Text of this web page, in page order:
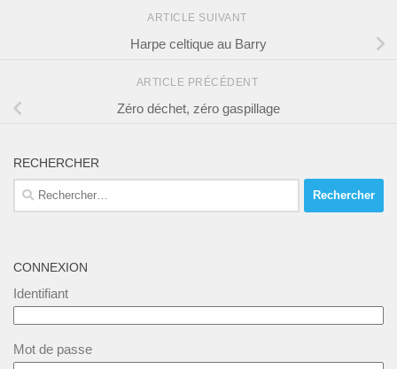
ARTICLE SUIVANT
Harpe celtique au Barry
ARTICLE PRÉCÉDENT
Zéro déchet, zéro gaspillage
RECHERCHER
Rechercher :
CONNEXION
Identifiant
Mot de passe